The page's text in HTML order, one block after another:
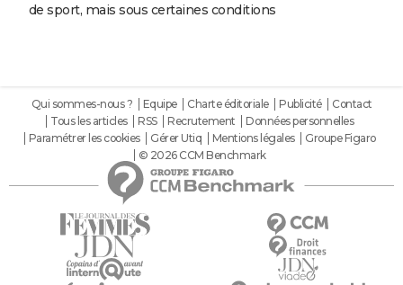
de sport, mais sous certaines conditions
Qui sommes-nous ? Equipe Charte éditoriale Publicité
Contact
Tous les articles
RSS Recrutement
Données personnelles
Paramétrer les cookies
Gérer Utiq Mentions légales
Groupe Figaro
© 2026 CCM Benchmark